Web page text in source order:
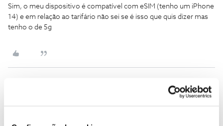
Sim, o meu dispositivo é compatível com eSIM (tenho um iPhone
14) e em relação ao tarifário não sei se é isso que quis dizer mas
tenho o de 5g
Forum|Forum|8 months ago